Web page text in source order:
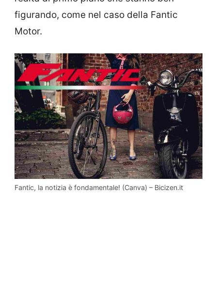
figurando, come nel caso della Fantic
Motor.
Fantic, la notizia è fondamentale! (Canva) – Bicizen.it